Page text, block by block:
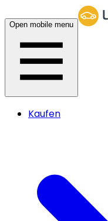
Open mobile menu
Kaufen